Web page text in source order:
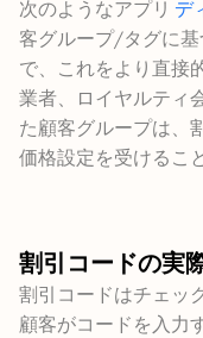
次のようなアプリ デ
客グループ/タグに基
で、これをより直接
業者、ロイヤルティ
た顧客グループは、
価格設定を受けるこ
割引コードの実
割引コードはチェッ
顧客がコードを入力